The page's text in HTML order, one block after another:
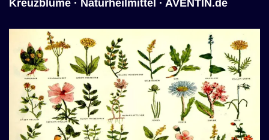
Kreuzblume · Naturheilmittel · AVENTIN.de